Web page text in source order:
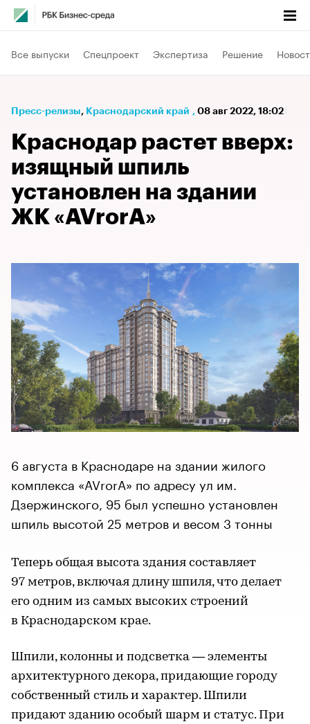
Все выпуски Спецпроект Экспертиза Решение
Пресс-релизы⁠, Краснодарский край , 08 авг 2022, 18:02
Краснодар растет вверх:
изящный шпиль
установлен на здании
ЖК «AVrorA»
6 августа в Краснодаре на здании жилого
комплекса «AVrorA» по адресу ул им.
Дзержинского, 95 был успешно установлен
шпиль высотой 25 метров и весом 3 тонны
Теперь общая высота здания составляет
97 метров, включая длину шпиля, что делает
его одним из самых высоких строений
в Краснодарском крае.
Шпили, колонны и подсветка — элементы
архитектурного декора, придающие городу
собственный стиль и характер. Шпили
придают зданию особый шарм и статус. При